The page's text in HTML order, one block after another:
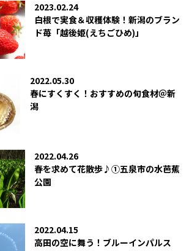
2023.02.24
白根で実食＆収穫体験！新潟のブラン
ド苺「越後姫(えちごひめ)」
2022.05.30
春にすくすく！おすすめの旬食材＠新
潟
2022.04.26
春を求めて花散歩♪①五泉市の水芭蕉
公園
2022.04.15
高田の空に舞う！ブルーインパルス